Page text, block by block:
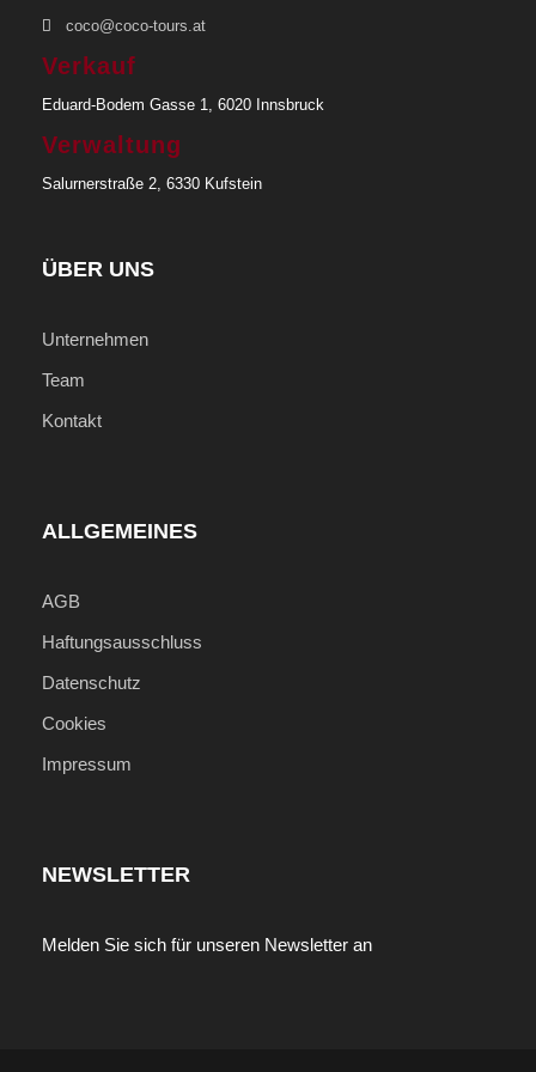
coco@coco-tours.at
Verkauf
Eduard-Bodem Gasse 1, 6020 Innsbruck
Verwaltung
Salurnerstraße 2, 6330 Kufstein
ÜBER UNS
Unternehmen
Team
Kontakt
ALLGEMEINES
AGB
Haftungsausschluss
Datenschutz
Cookies
Impressum
NEWSLETTER
Melden Sie sich für unseren Newsletter an